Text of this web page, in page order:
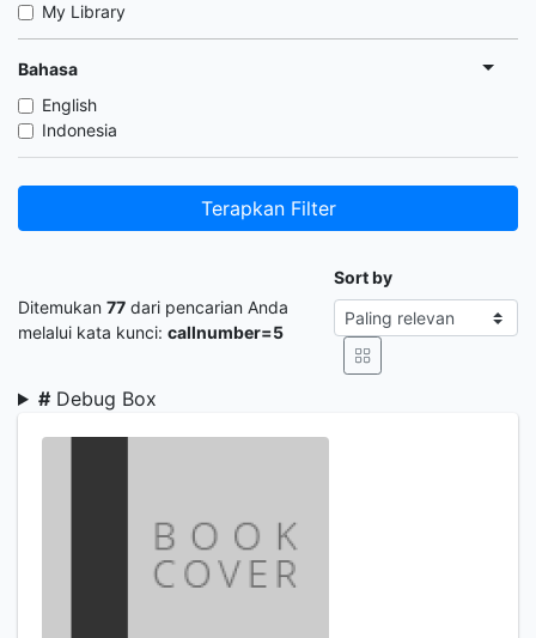
My Library
Bahasa
English
Indonesia
Terapkan Filter
Ditemukan 77 dari pencarian Anda
melalui kata kunci: callnumber=5
Sort by
# Debug Box